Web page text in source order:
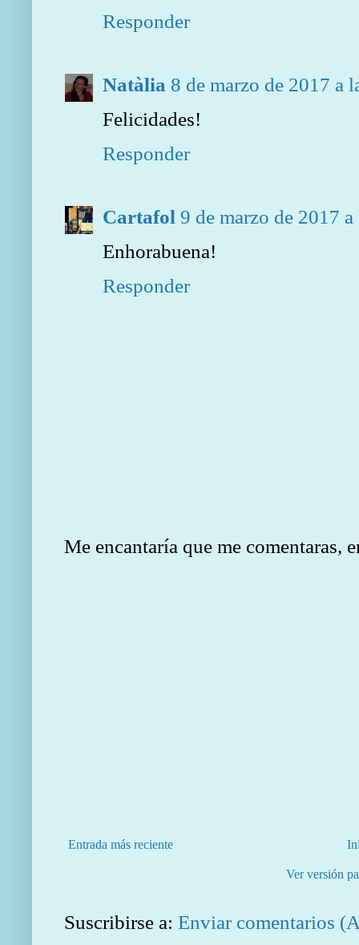
Responder
Natàlia 8 de marzo de 2017 a
Felicidades!
Responder
Cartafol 9 de marzo de 2017
Enhorabuena!
Responder
Me encantaría que me comentaras,
Entrada más reciente
Ver versión
Suscribirse a: Enviar comentarios